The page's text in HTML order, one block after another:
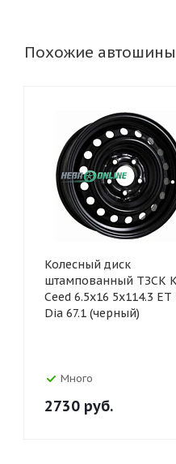
Похожие
Колесный диск
штампованный ТЗСК
Ceed 6.5x16 5x114.3 ET
Dia 67.1 (черный)
Много
2730 руб.